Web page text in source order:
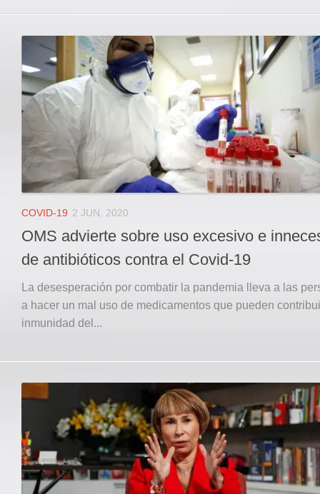
COVID-19 2 JUN, 2020
OMS advierte sobre uso excesivo e
de antibióticos contra el Covid-19
La desesperación por combatir la pandemia lleva a las
a hacer un mal uso de medicamentos que pueden
inmunidad del...